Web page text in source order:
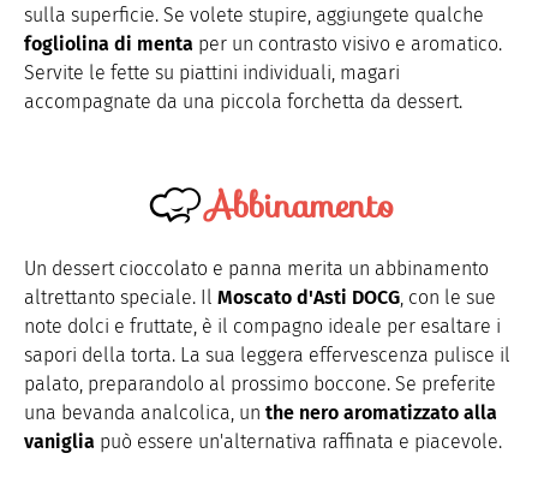
sulla superficie. Se volete stupire, aggiungete qualche
fogliolina di menta per un contrasto visivo e aromatico.
Servite le fette su piattini individuali, magari
accompagnate da una piccola forchetta da dessert.
Abbinamento
Un dessert cioccolato e panna merita un abbinamento
altrettanto speciale. Il Moscato d'Asti DOCG, con le sue
note dolci e fruttate, è il compagno ideale per esaltare i
sapori della torta. La sua leggera effervescenza pulisce il
palato, preparandolo al prossimo boccone. Se preferite
una bevanda analcolica, un the nero aromatizzato alla
vaniglia può essere un'alternativa raffinata e piacevole.